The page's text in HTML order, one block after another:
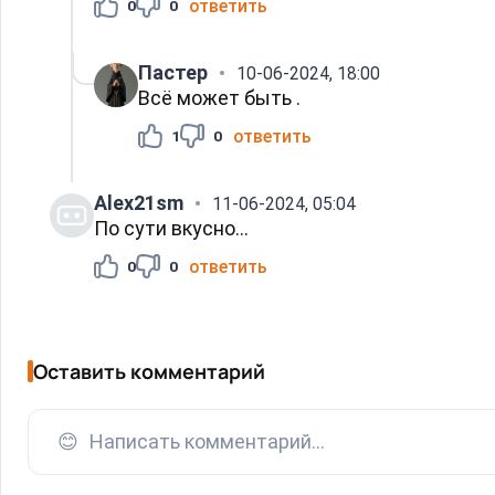
0 0 ответить
Пастер 10-06-2024, 18:00
Всё может быть .
1 0 ответить
Alex21sm 11-06-2024, 05:04
По сути вкусно...
0 0 ответить
Оставить комментарий
😊 Написать комментарий...